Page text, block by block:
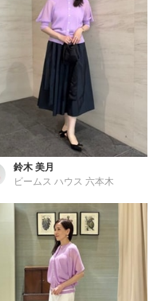
鈴木 美月
ビームス ハウス 六本木